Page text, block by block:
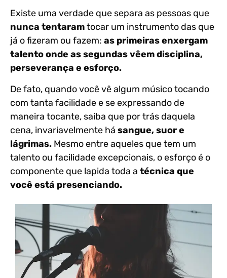
Existe uma verdade que separa as pessoas que
nunca tentaramtocar um instrumento das que
já o fizeram ou fazem: as primeiras enxergam
talento onde as segundas vêem disciplina,
perseverança e esforço.
De fato, quando você vê algum músico tocando
com tanta facilidade e se expressando de
maneira tocante, saiba que por trás daquela
cena, invariavelmente há sangue, suor e
lágrimas. Mesmo entre aqueles que tem um
talento ou facilidade excepcionais, o esforço é o
componente que lapida toda a técnica que
você está presenciando.